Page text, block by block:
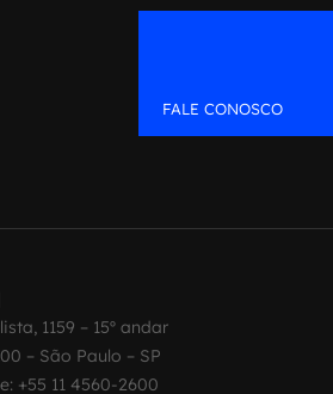
FALE CONOSCO
1159 – 15º andar
– São Paulo – SP
+55 11 4560-2600